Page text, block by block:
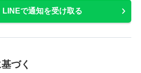
LINEで通知を受け取る
づく